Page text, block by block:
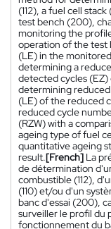
(112), a fuel cell
test bench (200),
monitoring the
operation of the test
(LE) in the
determining a
detected cycles
determining reduced
(LE) of the reduced
reduced cycle
(RZW) with a
ageing type of fuel
quantitative ageing
result.[French] La
de détermination
combustible (112),
(110) et/ou d'un
banc d'essai (200),
surveiller le profil du
fonctionnement du